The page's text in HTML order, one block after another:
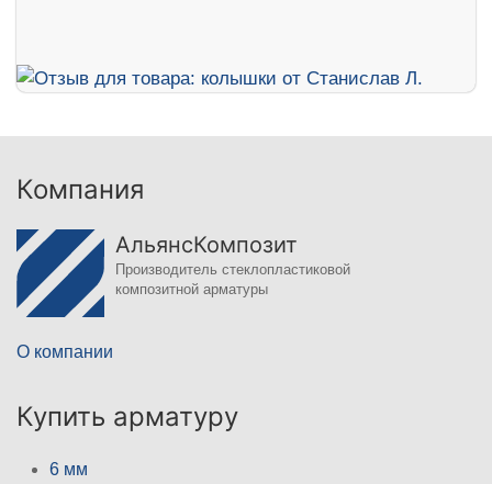
Компания
АльянсКомпозит
Производитель стеклопластиковой
композитной арматуры
О компании
Купить арматуру
6 мм